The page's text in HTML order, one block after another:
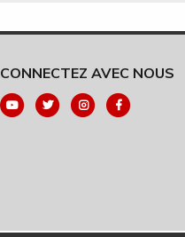
CONNECTEZ AVEC NOUS